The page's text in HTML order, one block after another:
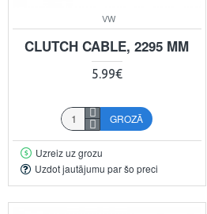
VW
CLUTCH CABLE, 2295 MM
5.99€
GROZĀ
Uzreiz uz grozu
Uzdot jautājumu par šo preci